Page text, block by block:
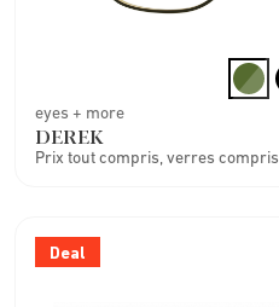
eyes + more
DEREK
Prix tout compris, verres compris
Deal